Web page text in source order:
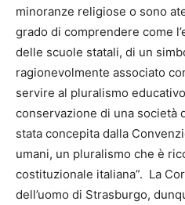
minoranze religiose o sono
grado di comprendere come
delle scuole statali, di un
ragionevolmente associato
servire al pluralismo
conservazione di una società
stata concepita dalla
umani, un pluralismo che è
costituzionale italiana”. La
dell’uomo di Strasburgo,